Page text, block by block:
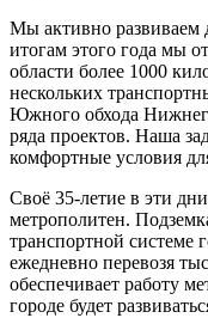
Мы активно развиваем
итогам этого года мы
области более 1000
нескольких
Южного обхода
ряда проектов. Наша
комфортные условия
Своё 35-летие в эти
метрополитен.
транспортной системе
ежедневно перевозя
обеспечивает работу
городе будет